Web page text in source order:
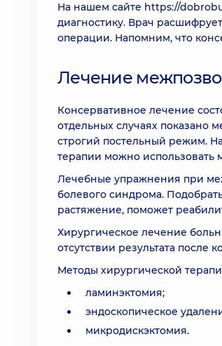
На нашем сайте https://
диагностику. Врач
операции. Напомним, что
Лечение
Консервативное лечение
отдельных случаях показано
строгий постельный режим.
терапии можно использовать
Лечебные упражнения при
болевого синдрома.
растяжение, поможет
Хирургическое лечение
отсутствии результата после
Методы хирургической
ламинэктомия;
эндоскопическое
микродискэктомия.